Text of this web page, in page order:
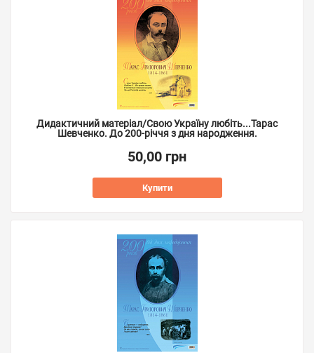
Дидактичний матеріал/Свою Україну любіть...Тарас
Шевченко. До 200-річчя з дня народження.
50,00 грн
Купити